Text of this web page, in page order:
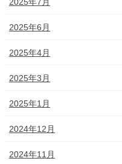
2025年6月
2025年4月
2025年3月
2025年1月
2024年12月
2024年11月